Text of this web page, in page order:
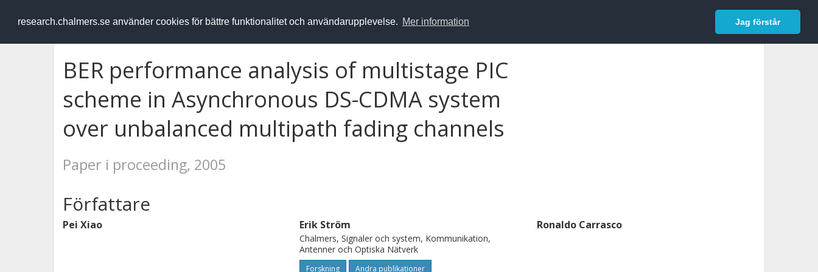
research.chalmers.se använder cookies för bättre funktionalitet och användarupplevelse. Mer information Jag förstår
RESEARCH.chalmers.se Logga in
BER performance analysis of multistage PIC
scheme in Asynchronous DS-CDMA system
over unbalanced multipath fading channels
Paper i proceeding, 2005
Författare
Pei Xiao Erik Ström
Chalmers, Signaler och system, Kommunikation,
Antenner och Optiska Nätverk
Forskning Andra publikationer
Ronaldo Carrasco